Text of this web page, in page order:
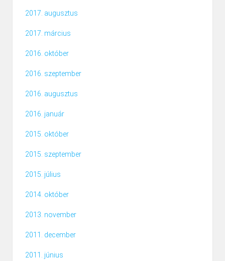
2017. augusztus
2017. március
2016. október
2016. szeptember
2016. augusztus
2016. január
2015. október
2015. szeptember
2015. július
2014. október
2013. november
2011. december
2011. június